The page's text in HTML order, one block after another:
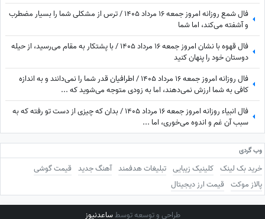
فال شمع روزانه امروز جمعه 16 مرداد 1405 / ترس از مشکلی شما را بسیار مضطرب
و آشفته می‌کند، اما شما
فال قهوه با نشان امروز جمعه 16 مرداد 1405 / با پشتکار به مقام می‌رسید، از حیله
دوستان خود را پنهان کنید
فال روزانه امروز جمعه 16 مرداد 1405 / اطرافیان قدر شما را نمی‌دانند و به اندازه
کافی به شما ارزش نمی‌دهند، اما به زودی متوجه می‌شوید که ...
فال انبیاء روزانه امروز جمعه 16 مرداد 1405 / بدان که چیزی از دست تو رفته که به
سبب آن غم و اندوه می‌خوری، اما ...
وب گردی
خرید بک لینک کلینیک زیبایی تبلیغات هدفمند آهنگ جدید قیمت گوشی
پالاز موکت قیمت ارز دیجیتال
طراحی و توسعه توسطساعدنیوز